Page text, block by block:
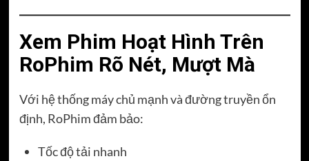
Xem Phim Hoạt Hình Trên
RoPhim Rõ Nét, Mượt Mà
Với hệ thống máy chủ mạnh và đường truyền ổn
định, RoPhim đảm bảo:
Tốc độ tải nhanh